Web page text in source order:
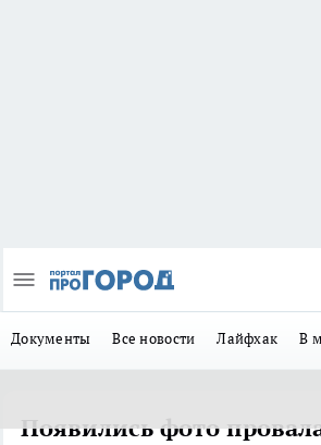
Документы Все новости Лайфхак В
Появились фото